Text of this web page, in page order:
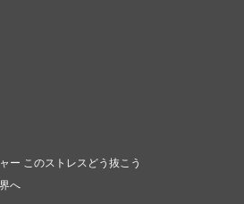
ー このストレスどう抜こう
へ